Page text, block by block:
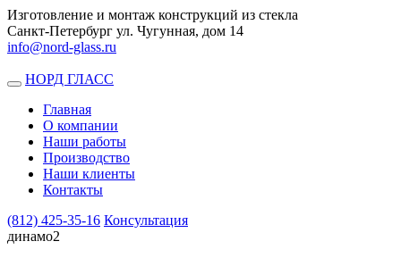
Изготовление и монтаж конструкций из стекла
Санкт-Петербург ул. Чугунная, дом 14
info@nord-glass.ru
Toggle
navigation
НОРД ГЛАСС
Главная
О компании
Наши работы
Производство
Наши клиенты
Контакты
(812) 425-35-16 Консультация
динамо2